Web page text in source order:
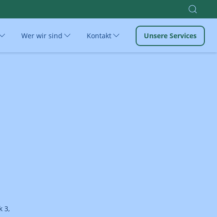
Wer wir sind Kontakt Unsere Services
3,